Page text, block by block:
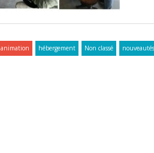
animation hébergement Non classé nouveautés